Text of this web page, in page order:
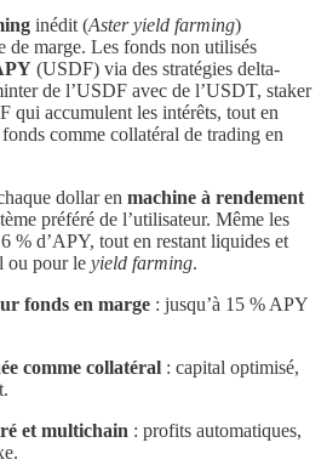
inédit (Aster yield farming)
de marge. Les fonds non utilisés
(USDF) via des stratégies delta-
de l’USDF avec de l’USDT, staker
qui accumulent les intérêts, tout en
comme collatéral de trading en
dollar en machine à rendement
préféré de l’utilisateur. Même les
% d’APY, tout en restant liquides et
ou pour le yield farming.
fonds en marge : jusqu’à 15 % APY
comme collatéral : capital optimisé,
et multichain : profits automatiques,